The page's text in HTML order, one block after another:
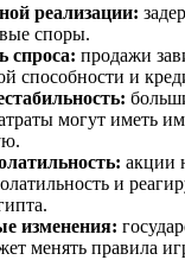
реализации:
споры.
спроса: продажи
способности и
могут иметь
акции
и
изменения:
менять правила